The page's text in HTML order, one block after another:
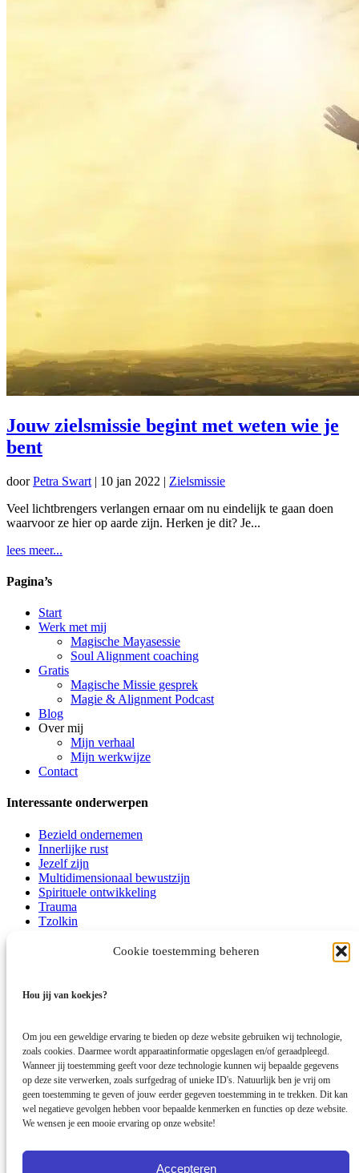
Cookie toestemming beheren
Hou jij van koekjes?
Om jou een geweldige ervaring te bieden op deze website gebruiken wij technologie,
zoals cookies. Daarmee wordt apparaatinformatie opgeslagen en/of geraadpleegd.
Wanneer jij toestemming geeft voor deze technologie kunnen wij bepaalde gegevens
op deze site verwerken, zoals surfgedrag of unieke ID's. Natuurlijk ben je vrij om
geen toestemming te geven of jouw eerder gegeven toestemming in te trekken. Dit kan
wel negatieve gevolgen hebben voor bepaalde kenmerken en functies op deze website.
We wensen je een mooie ervaring op onze website!
Accepteren
Jouw zielsmissie begint met weten wie je
bent
doorPetra Swart | 10 jan 2022 | Zielsmissie
Veel lichtbrengers verlangen ernaar om nu eindelijk te gaan doen
waarvoor ze hier op aarde zijn. Herken je dit? Je...
lees meer...
Pagina’s
Start
Werk met mij
Magische Mayasessie
Soul Alignment coaching
Gratis
Magische Missie gesprek
Magie & Alignment Podcast
Blog
Over mij
Mijn verhaal
Mijn werkwijze
Contact
Interessante onderwerpen
Bezield ondernemen
Innerlijke rust
Jezelf zijn
Multidimensionaal bewustzijn
Spirituele ontwikkeling
Trauma
Tzolkin
info@centrumsprankel.nl
KvK-nummer: 69236259
Algemene voorwaarden
Disclaimer
Privacybeleid
Cookies
Meld je aan voor Sprankelpost